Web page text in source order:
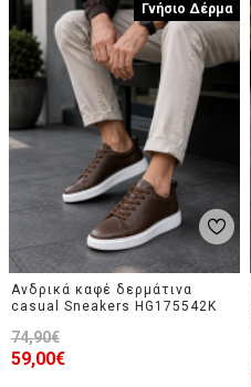
Γνήσιο Δέρμα
Ανδρικά καφέ δερμάτινα
casual Sneakers HG175542K
59,00€
74,90€